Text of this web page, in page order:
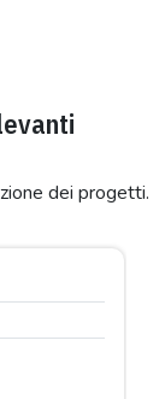
dei progetti.